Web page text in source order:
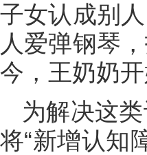
子女认成别
人爱弹钢琴
今，王奶奶
为解决这
将“新增认知